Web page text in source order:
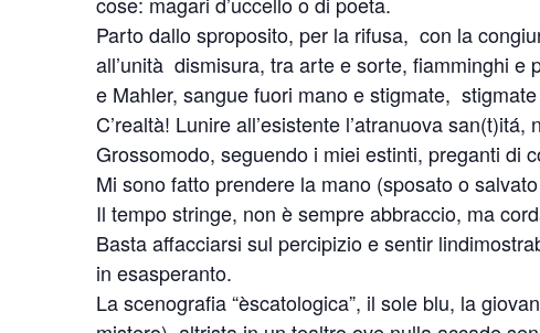
Parto dallo sproposito, per la rifusa, con la
all’unità dismisura, tra arte e sorte, fiamminghi e
e Mahler, sangue fuori mano e stigmate,
C’realtà! Lunire all’esistente l’atranuova
Grossomodo, seguendo i miei estinti, preganti di
Mi sono fatto prendere la mano (sposato o
Il tempo stringe, non è sempre abbraccio, ma
Basta affacciarsi sul percipizio e sentir
in esasperanto.
La scenografia “èscatologica”, il sole blu, la